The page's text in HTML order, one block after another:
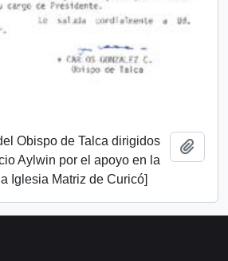
Obispo de Talca dirigidos
Aylwin por el apoyo en la
Iglesia Matriz de Curicó]